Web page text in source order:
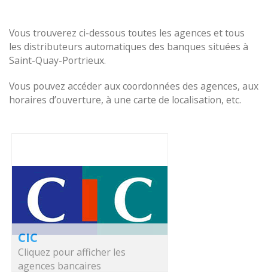
Vous trouverez ci-dessous toutes les agences et tous
les distributeurs automatiques des banques situées à
Saint-Quay-Portrieux.
Vous pouvez accéder aux coordonnées des agences, aux
horaires d’ouverture, à une carte de localisation, etc.
CIC
Cliquez pour afficher les
agences bancaires